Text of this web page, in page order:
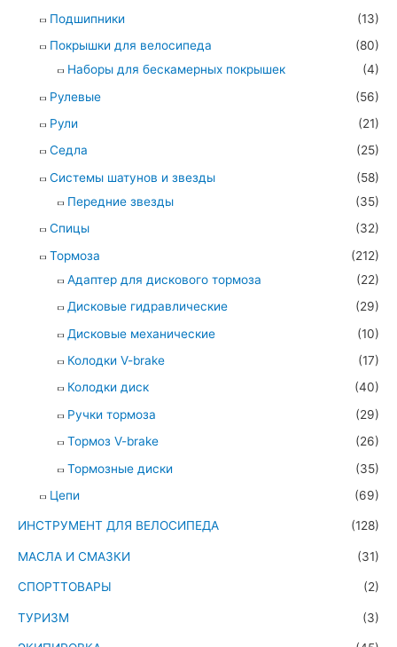
Подшипники
(13)
Покрышки для велосипеда
(80)
Наборы для бескамерных покрышек
(4)
Рулевые
(56)
Рули
(21)
Седла
(25)
Системы шатунов и звезды
(58)
Передние звезды
(35)
Спицы
(32)
Тормоза
(212)
Адаптер для дискового тормоза
(22)
Дисковые гидравлические
(29)
Дисковые механические
(10)
Колодки V-brake
(17)
Колодки диск
(40)
Ручки тормоза
(29)
Тормоз V-brake
(26)
Тормозные диски
(35)
Цепи
(69)
ИНСТРУМЕНТ ДЛЯ ВЕЛОСИПЕДА (128)
МАСЛА И СМАЗКИ (31)
СПОРТТОВАРЫ (2)
ТУРИЗМ (3)